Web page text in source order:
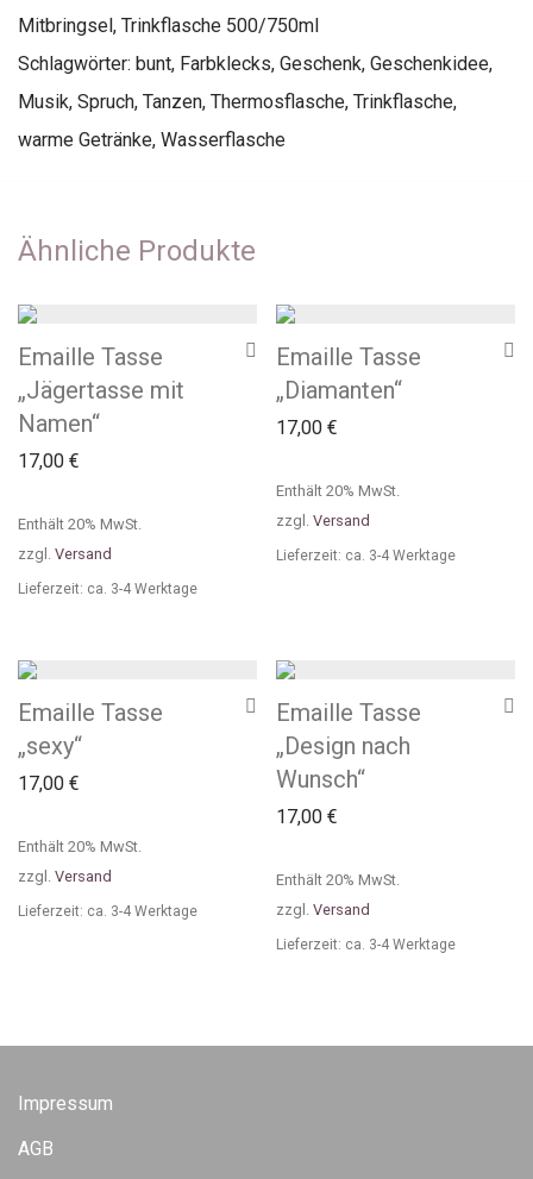
Mitbringsel, Trinkflasche 500/750ml
Schlagwörter: bunt, Farbklecks, Geschenk, Geschenkidee,
Musik, Spruch, Tanzen, Thermosflasche, Trinkflasche,
warme Getränke, Wasserflasche
Ähnliche Produkte
Emaille Tasse
„Jägertasse mit
Namen“
17,00 €
Enthält 20% MwSt.
zzgl. Versand
Lieferzeit: ca. 3-4 Werktage
Emaille Tasse
„Diamanten“
17,00 €
Enthält 20% MwSt.
zzgl. Versand
Lieferzeit: ca. 3-4 Werktage
Emaille Tasse
„sexy“
17,00 €
Enthält 20% MwSt.
zzgl. Versand
Lieferzeit: ca. 3-4 Werktage
Emaille Tasse
„Design nach
Wunsch“
17,00 €
Enthält 20% MwSt.
zzgl. Versand
Lieferzeit: ca. 3-4 Werktage
Impressum
AGB